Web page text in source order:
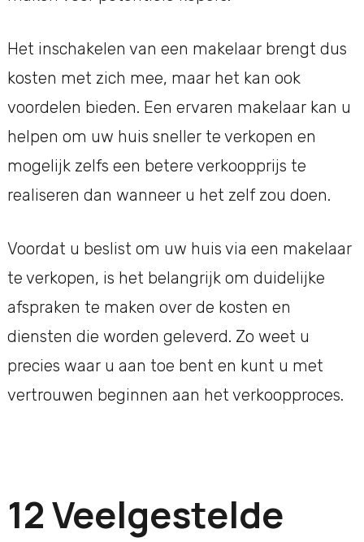
Het inschakelen van een makelaar brengt dus
kosten met zich mee, maar het kan ook
voordelen bieden. Een ervaren makelaar kan u
helpen om uw huis sneller te verkopen en
mogelijk zelfs een betere verkoopprijs te
realiseren dan wanneer u het zelf zou doen.
Voordat u beslist om uw huis via een makelaar
te verkopen, is het belangrijk om duidelijke
afspraken te maken over de kosten en
diensten die worden geleverd. Zo weet u
precies waar u aan toe bent en kunt u met
vertrouwen beginnen aan het verkoopproces.
12 Veelgestelde